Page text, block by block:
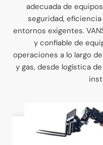
adecuada de
seguridad,
entornos exigentes.
y confiable de
operaciones a lo largo
y gas, desde logística